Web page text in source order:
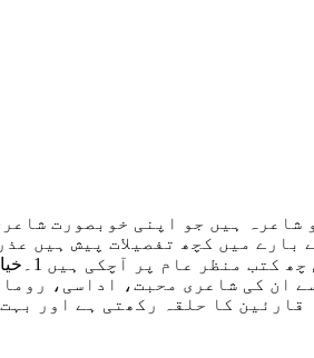
شاعرہ ہیں جو اپنی خوبصورت
بارے میں کچھ تفصیلات پیش ہیں
ان کی شاعری محبت، اداسی،
قارئین کا حلقہ رکھتی ہے اور